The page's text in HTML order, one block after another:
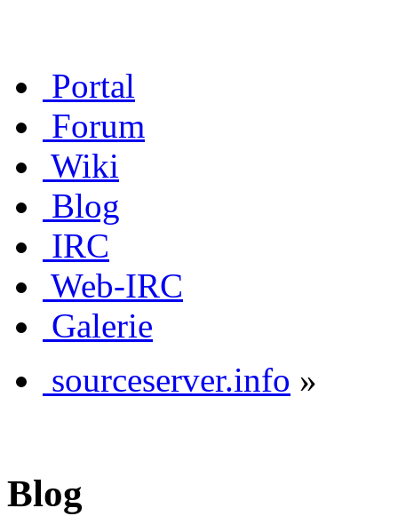
Portal
Forum
Wiki
Blog
IRC
Web-IRC
Galerie
sourceserver.info »
Blog